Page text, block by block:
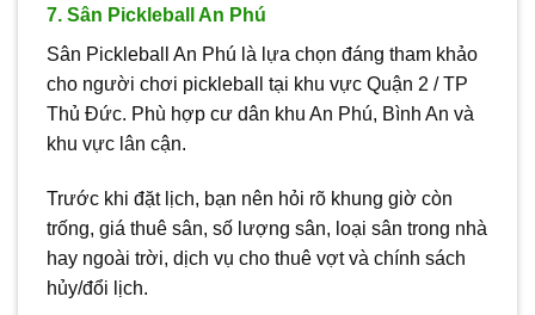
7. Sân Pickleball An Phú
Sân Pickleball An Phú là lựa chọn đáng tham khảo
cho người chơi pickleball tại khu vực Quận 2 / TP
Thủ Đức. Phù hợp cư dân khu An Phú, Bình An và
khu vực lân cận.
Trước khi đặt lịch, bạn nên hỏi rõ khung giờ còn
trống, giá thuê sân, số lượng sân, loại sân trong nhà
hay ngoài trời, dịch vụ cho thuê vợt và chính sách
hủy/đổi lịch.